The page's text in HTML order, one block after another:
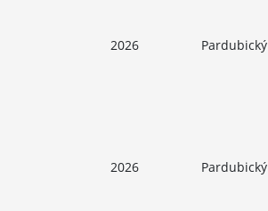
2026 Pardubický
2026 Pardubický